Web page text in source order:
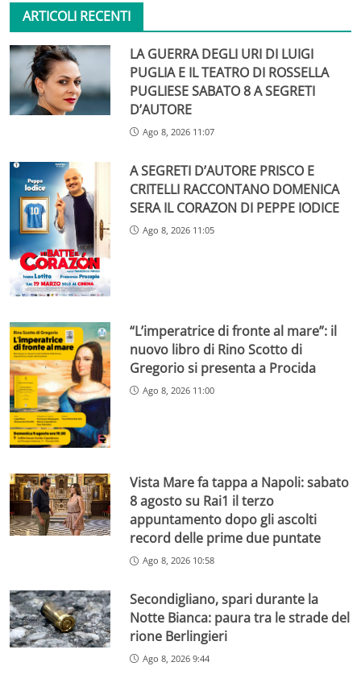
ARTICOLI RECENTI
LA GUERRA DEGLI URI DI LUIGI
PUGLIA E IL TEATRO DI ROSSELLA
PUGLIESE SABATO 8 A SEGRETI
D’AUTORE
Ago 8, 2026 11:07
A SEGRETI D’AUTORE PRISCO E
CRITELLI RACCONTANO DOMENICA
SERA IL CORAZON DI PEPPE IODICE
Ago 8, 2026 11:05
“L’imperatrice di fronte al mare”: il
nuovo libro di Rino Scotto di
Gregorio si presenta a Procida
Ago 8, 2026 11:00
Vista Mare fa tappa a Napoli: sabato
8 agosto su Rai1 il terzo
appuntamento dopo gli ascolti
record delle prime due puntate
Ago 8, 2026 10:58
Secondigliano, spari durante la
Notte Bianca: paura tra le strade del
rione Berlingieri
Ago 8, 2026 9:44